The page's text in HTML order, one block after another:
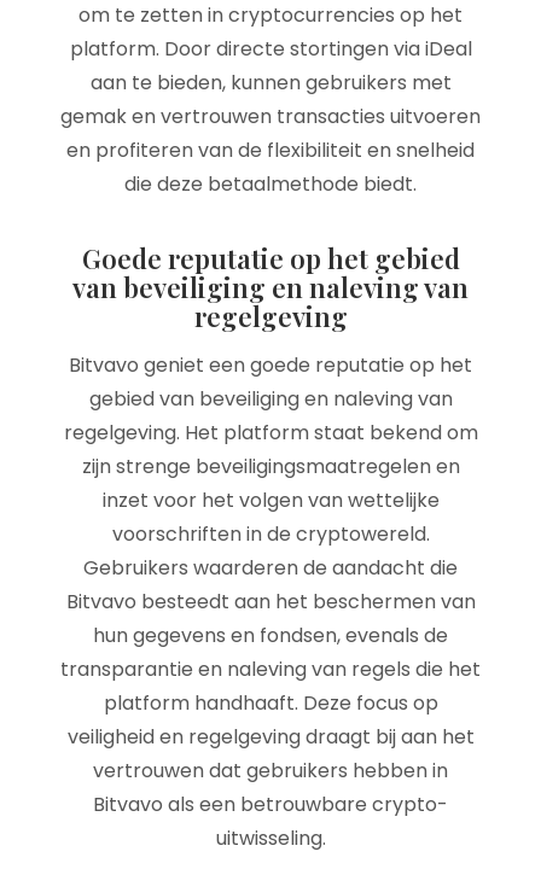
om te zetten in cryptocurrencies op het
platform. Door directe stortingen via iDeal
aan te bieden, kunnen gebruikers met
gemak en vertrouwen transacties uitvoeren
en profiteren van de flexibiliteit en snelheid
die deze betaalmethode biedt.
Goede reputatie op het gebied
van beveiliging en naleving van
regelgeving
Bitvavo geniet een goede reputatie op het
gebied van beveiliging en naleving van
regelgeving. Het platform staat bekend om
zijn strenge beveiligingsmaatregelen en
inzet voor het volgen van wettelijke
voorschriften in de cryptowereld.
Gebruikers waarderen de aandacht die
Bitvavo besteedt aan het beschermen van
hun gegevens en fondsen, evenals de
transparantie en naleving van regels die het
platform handhaaft. Deze focus op
veiligheid en regelgeving draagt bij aan het
vertrouwen dat gebruikers hebben in
Bitvavo als een betrouwbare crypto-
uitwisseling.